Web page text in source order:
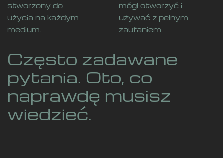
stworzony do
użycia na każdym
medium.
mógł otworzyć i
używać z pełnym
zaufaniem.
Często zadawane
pytania. Oto, co
naprawdę musisz
wiedzieć.